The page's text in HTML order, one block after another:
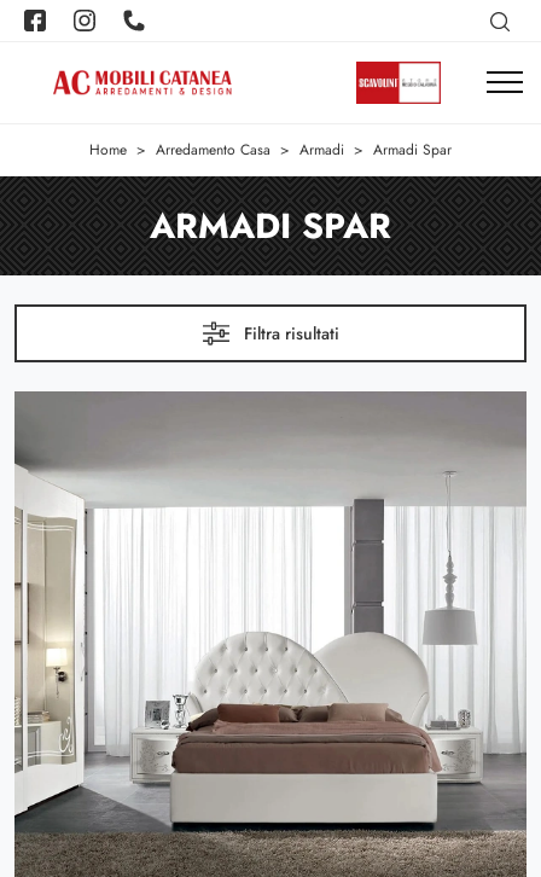
Home > Arredamento Casa > Armadi > Armadi Spar
ARMADI SPAR
Filtra risultati